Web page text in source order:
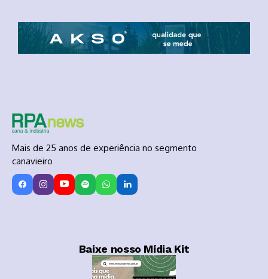
Mais de 25 anos de experiência no segmento
canavieiro
Baixe nosso Mídia Kit